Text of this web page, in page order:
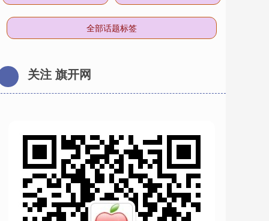
全部话题标签
关注 旗开网